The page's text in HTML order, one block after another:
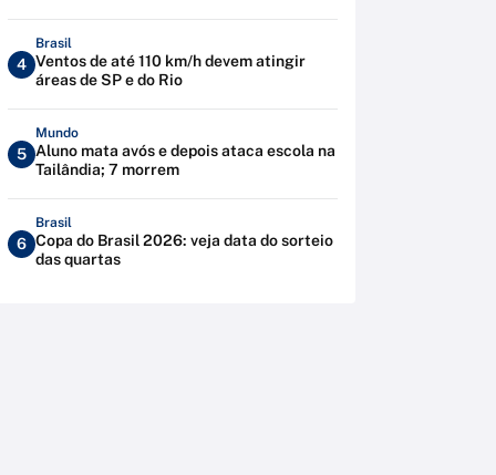
4
Brasil
Ventos de até 110 km/h devem atingir
áreas de SP e do Rio
5
Mundo
Aluno mata avós e depois ataca escola na
Tailândia; 7 morrem
6
Brasil
Copa do Brasil 2026: veja data do sorteio
das quartas